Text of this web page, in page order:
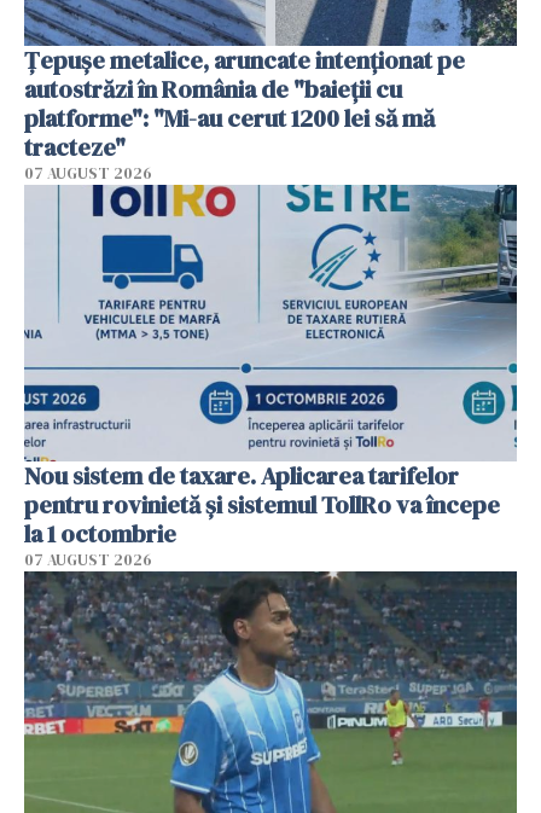
Țepușe metalice, aruncate intenționat pe
autostrăzi în România de "baieții cu
platforme": "Mi-au cerut 1200 lei să mă
tracteze"
07 AUGUST 2026
Nou sistem de taxare. Aplicarea tarifelor
pentru rovinietă şi sistemul TollRo va începe
la 1 octombrie
07 AUGUST 2026